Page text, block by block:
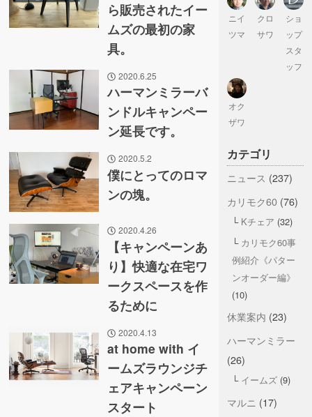
ら販売されたイー
ムズの最初の家
具。
2020.6.25
ハーマンミラーバ
ンドルキャンペー
ン延長です。
2020.5.2
僕にとってのロマ
ンの塊。
2020.4.26
【キャンペーンあ
り】快適な在宅ワ
ークスペースを作
るために
2020.4.13
at home with イ
ームズラウンジチ
ェアキャンペーン
スタート
ニイ
ツマ
クロ
サワ
ショ
ップ
スタ
ッフ
オク
ザワ
カテゴリ
ニュース (237)
カリモク60(76)
Kチェア (32)
カリモク60事
例紹介《パター
ンオーダー編》
(10)
休業案内 (23)
ハーマンミラー
(26)
イームズ(9)
マルニ (17)